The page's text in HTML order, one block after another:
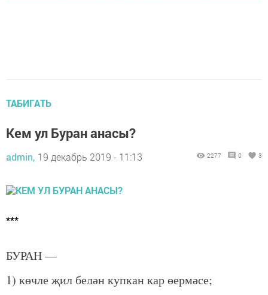
ТАБИГАТЬ
Кем ул Буран анасы?
admin, 19 декабрь 2019 - 11:13 2277 0 3
***
БУРАН —
1) көчле җил белән купкан кар өермәсе;